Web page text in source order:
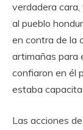
verdadera cara,
al pueblo
en contra de la
artimañas para
confiaron en él
estaba
Las acciones